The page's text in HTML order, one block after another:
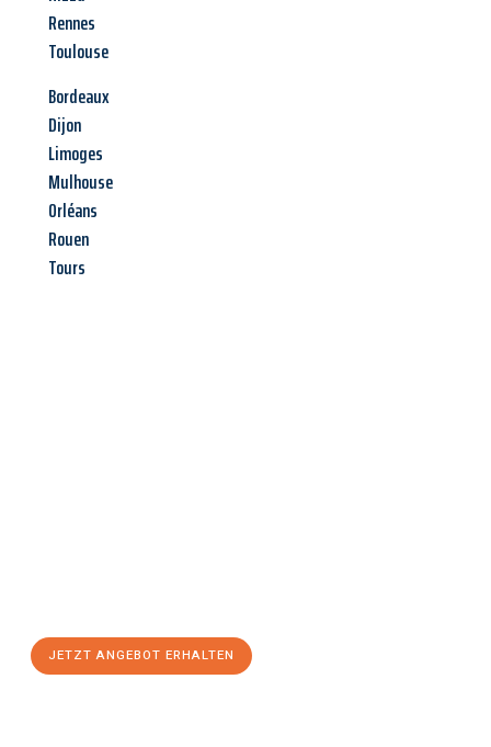
Rennes
Toulouse
Bordeaux
Dijon
Limoges
Mulhouse
Orléans
Rouen
Tours
JETZT ANGEBOT ERHALTEN